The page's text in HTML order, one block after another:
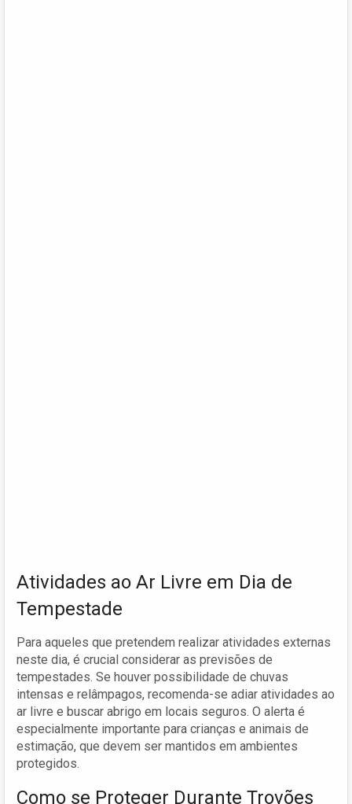
Atividades ao Ar Livre em Dia de
Tempestade
Para aqueles que pretendem realizar atividades externas
neste dia, é crucial considerar as previsões de
tempestades. Se houver possibilidade de chuvas
intensas e relâmpagos, recomenda-se adiar atividades ao
ar livre e buscar abrigo em locais seguros. O alerta é
especialmente importante para crianças e animais de
estimação, que devem ser mantidos em ambientes
protegidos.
Como se Proteger Durante Trovões